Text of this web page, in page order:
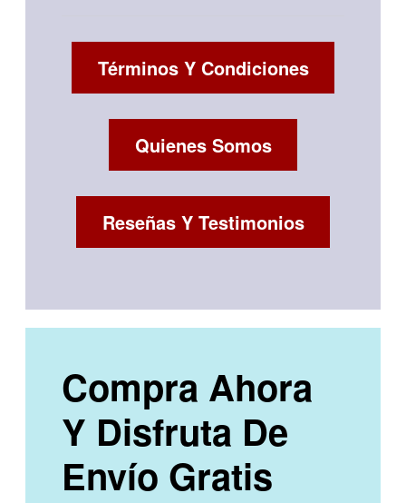
Términos Y Condiciones
Quienes Somos
Reseñas Y Testimonios
Compra Ahora
Y Disfruta De
Envío Gratis